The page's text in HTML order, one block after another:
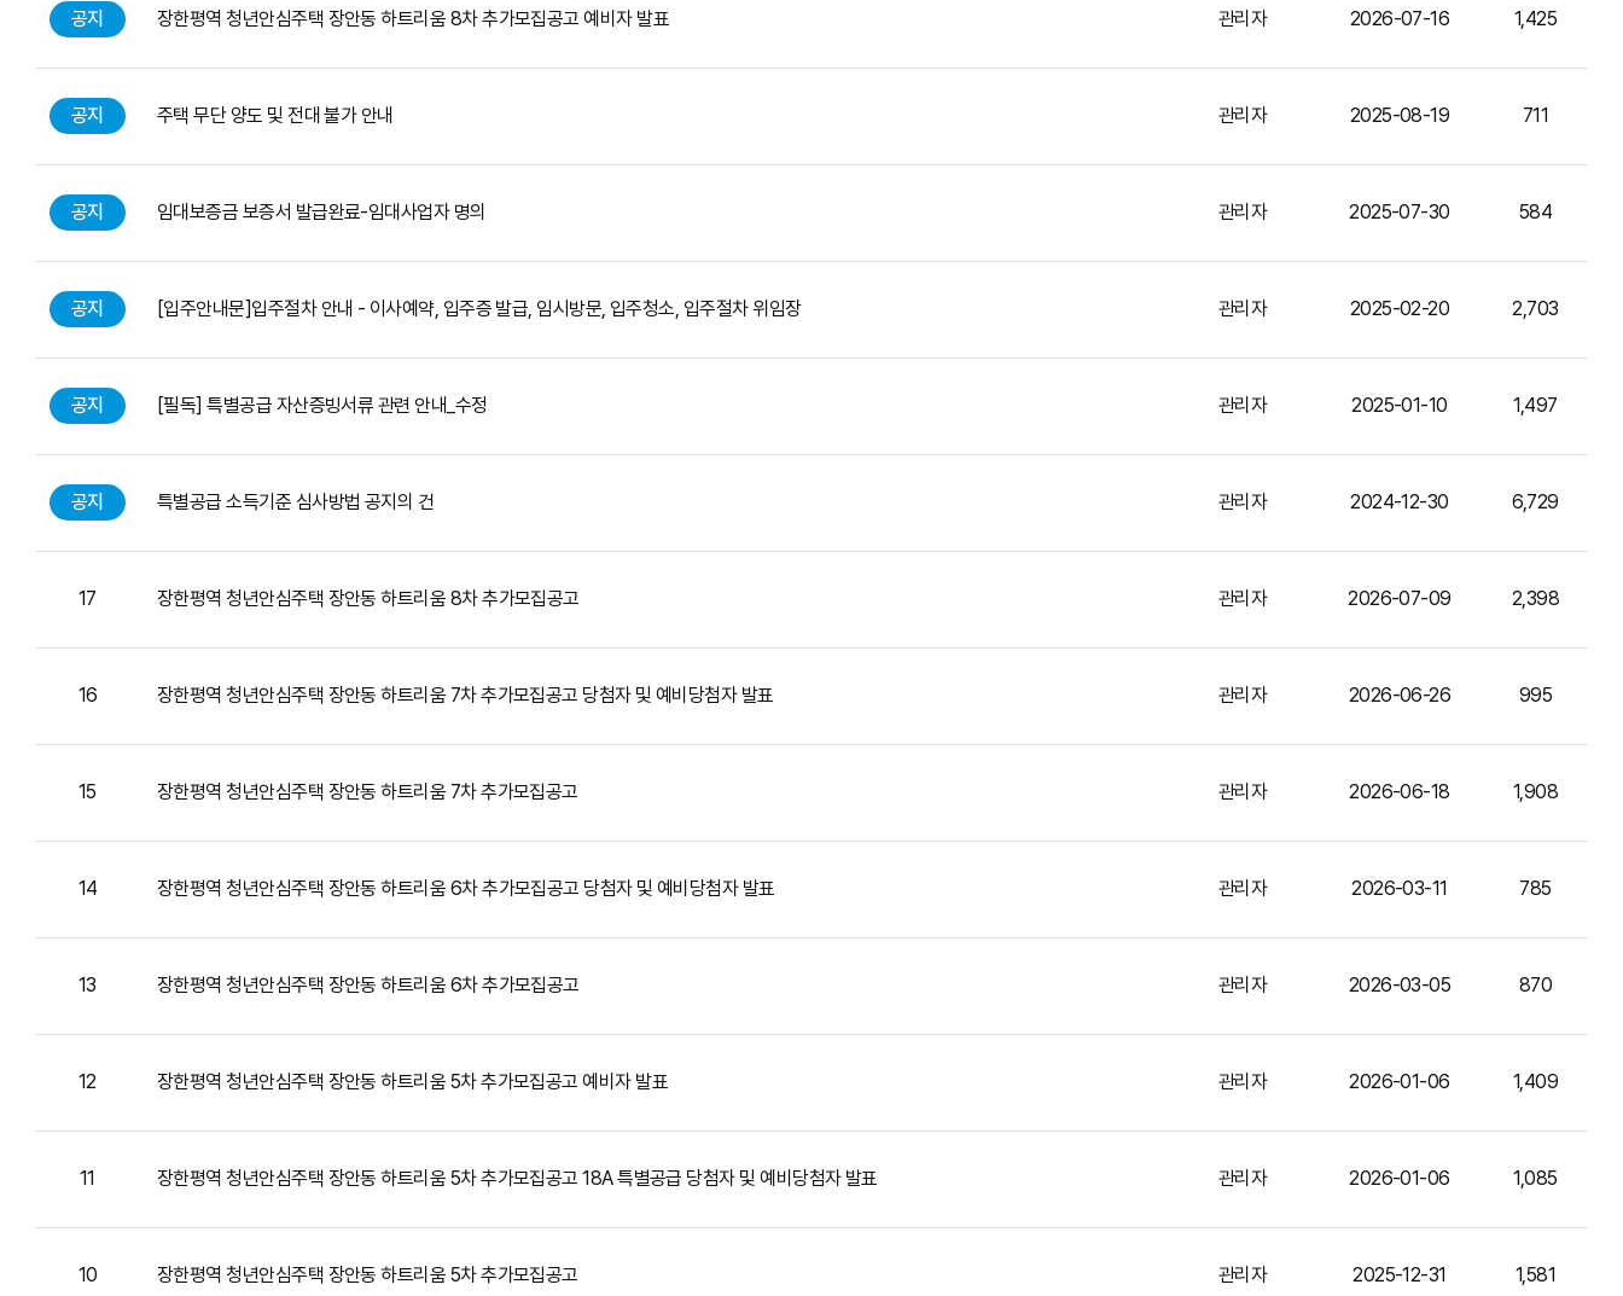
공지 장한평역 청년안심주택 장안동 하트리움 8차 추가모집공고 예비자 발표 관리자 2026-07-16 1,425
공지 주택 무단 양도 및 전대 불가 안내 관리자 2025-08-19 711
공지 임대보증금 보증서 발급완료-임대사업자 명의 관리자 2025-07-30 584
공지 [입주안내문]입주절차 안내 - 이사예약, 입주증 발급, 임시방문, 입주청소, 입주절차 위임장 관리자 2025-02-20 2,703
공지 [필독] 특별공급 자산증빙서류 관련 안내_수정 관리자 2025-01-10 1,497
공지 특별공급 소득기준 심사방법 공지의 건 관리자 2024-12-30 6,729
17 장한평역 청년안심주택 장안동 하트리움 8차 추가모집공고 관리자 2026-07-09 2,398
16 장한평역 청년안심주택 장안동 하트리움 7차 추가모집공고 당첨자 및 예비당첨자 발표 관리자 2026-06-26 995
15 장한평역 청년안심주택 장안동 하트리움 7차 추가모집공고 관리자 2026-06-18 1,908
14 장한평역 청년안심주택 장안동 하트리움 6차 추가모집공고 당첨자 및 예비당첨자 발표 관리자 2026-03-11 785
13 장한평역 청년안심주택 장안동 하트리움 6차 추가모집공고 관리자 2026-03-05 870
12 장한평역 청년안심주택 장안동 하트리움 5차 추가모집공고 예비자 발표 관리자 2026-01-06 1,409
11 장한평역 청년안심주택 장안동 하트리움 5차 추가모집공고 18A 특별공급 당첨자 및 예비당첨자 발표 관리자 2026-01-06 1,085
10 장한평역 청년안심주택 장안동 하트리움 5차 추가모집공고 관리자 2025-12-31 1,581